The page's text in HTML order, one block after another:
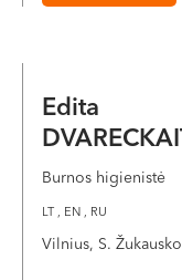
Edita
Burnos higienistė
LT , EN , RU
Vilnius, S.